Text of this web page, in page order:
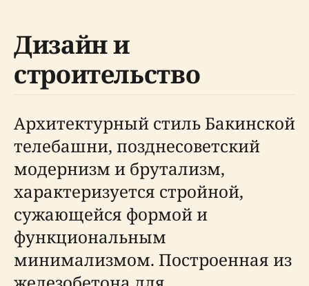
Дизайн и
строительство
Архитектурный стиль Бакинской
телебашни, позднесоветский
модернизм и брутализм,
характеризуется стройной,
сужающейся формой и
функциональным
минимализмом. Построенная из